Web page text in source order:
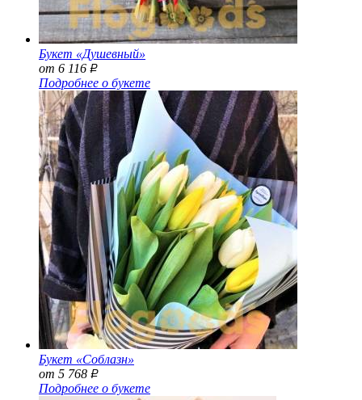
Букет «Душевный»
от 6 116 Р
Подробнее о букете
Букет «Соблазн»
от 5 768 Р
Подробнее о букете